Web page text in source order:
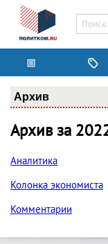
Архив
Архив за
Аналитика
Колонка экономиста
Комментарии